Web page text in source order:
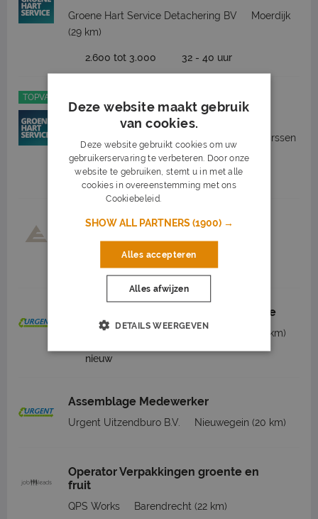
Groene Hart Service Detachering BV
Moerdijk
(29 km)
2.600 tot 3.000 32 - 40 uur
TOPVACATURE
Maarssen
(27 km)
2.600 tot 2.901 32 - 40 uur
Onderhoudsmonteur
EVA Recruitment Bodegraven
3.420 tot 4.524
Assemblage Medewerker Automotive
Urgent Uitzendburo B.V. (20 km)
nieuw
Assemblage Medewerker
Urgent Uitzendburo B.V. Nieuwegein (20 km)
Operator Verpakkingen groente en
fruit
QPS Works Barendrecht (22 km)
Deze website maakt gebruik
van cookies.
Deze website gebruikt cookies om uw
gebruikerservaring te verbeteren. Door onze
website te gebruiken, stemt u in met alle
cookies in overeenstemming met ons
Cookiebeleid.
SHOW ALL PARTNERS(1900) →
Alles accepteren
Alles afwijzen
DETAILS WEERGEVEN